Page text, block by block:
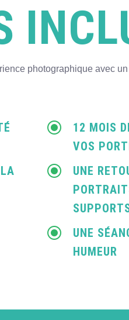
photographique avec
\
12 MOIS
VOS
\
UNE
\
UNE
HUMEUR